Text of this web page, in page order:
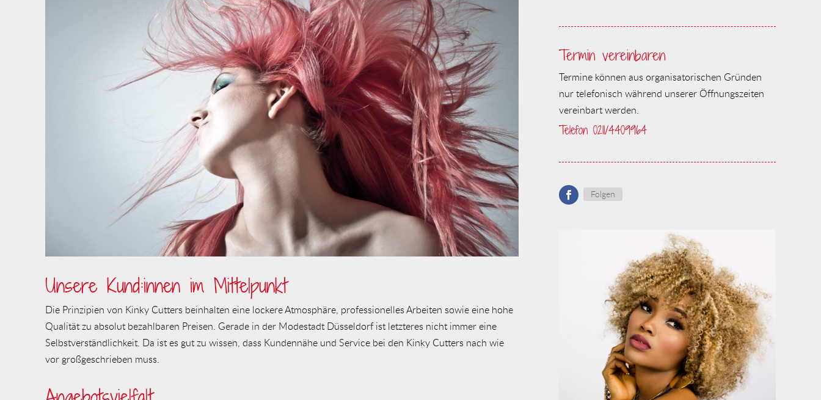
Unsere Kund:innen im Mittelpunkt
Die Prinzipien von Kinky Cutters beinhalten eine lockere Atmosphäre, professionelles Arbeiten sowie eine hohe
Qualität zu absolut bezahlbaren Preisen. Gerade in der Modestadt Düsseldorf ist letzteres nicht immer eine
Selbstverständlichkeit. Da ist es gut zu wissen, dass Kundennähe und Service bei den Kinky Cutters nach wie
vor großgeschrieben muss.
Termin vereinbaren
Termine können aus organisatorischen Gründen
nur telefonisch während unserer Öffnungszeiten
vereinbart werden.
Telefon 0211/4409964
Folgen